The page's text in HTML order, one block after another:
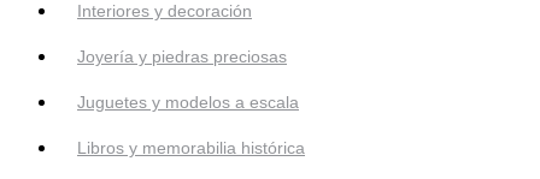
Interiores y decoración
Joyería y piedras preciosas
Juguetes y modelos a escala
Libros y memorabilia histórica